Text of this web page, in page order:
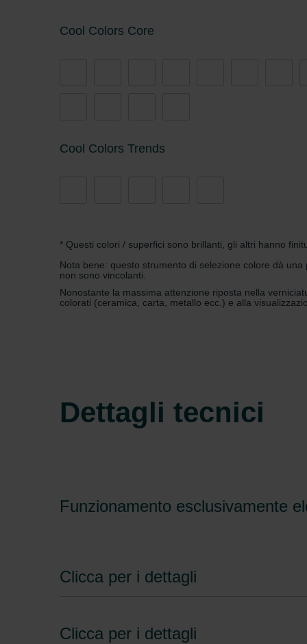
Cool Colors Core
Cool Colors Trends
* Questi colori / superfici sono brillanti, gli altri hanno
Nota bene: questo strumento di selezione colore dà
non sono vincolanti.
Nonostante la massima attenzione riposta nella
colorati (ceramica, carta, metallo ecc.) e alla
Dettagli tecnici
Funzionamento esclusivamente
Clicca per i dettagli
Clicca per i dettagli